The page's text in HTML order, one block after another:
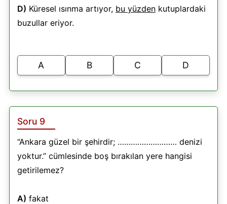
D) Küresel ısınma artıyor, bu yüzdenkutuplardaki
buzullar eriyor.
A B C D
Soru 9
“Ankara güzel bir şehirdir; ……………………… denizi
yoktur.” cümlesinde boş bırakılan yere hangisi
getirilemez?
A) fakat